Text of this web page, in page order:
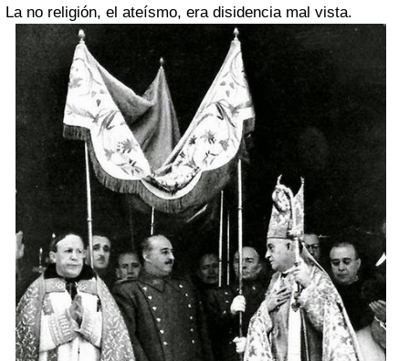
La no religión, el ateísmo, era disidencia mal vista.